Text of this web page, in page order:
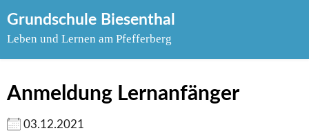
to
Grundschule Biesenthal
Leben und Lernen am Pfefferberg
Anmeldung Lernanfänger
03.12.2021